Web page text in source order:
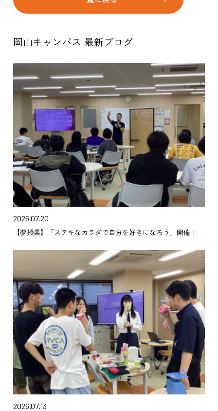
岡山キャンパス 最新ブログ
2026.07.20
【夢授業】「ステキなカラダで自分を好きになろう」開催！
2026.07.13